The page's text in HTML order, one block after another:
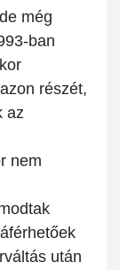
még
ban
részét,
az
nem
után